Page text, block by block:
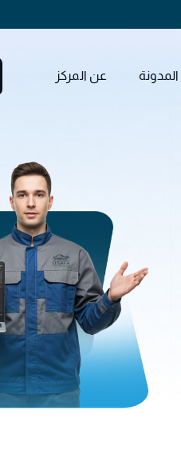
المدونة عن المركز